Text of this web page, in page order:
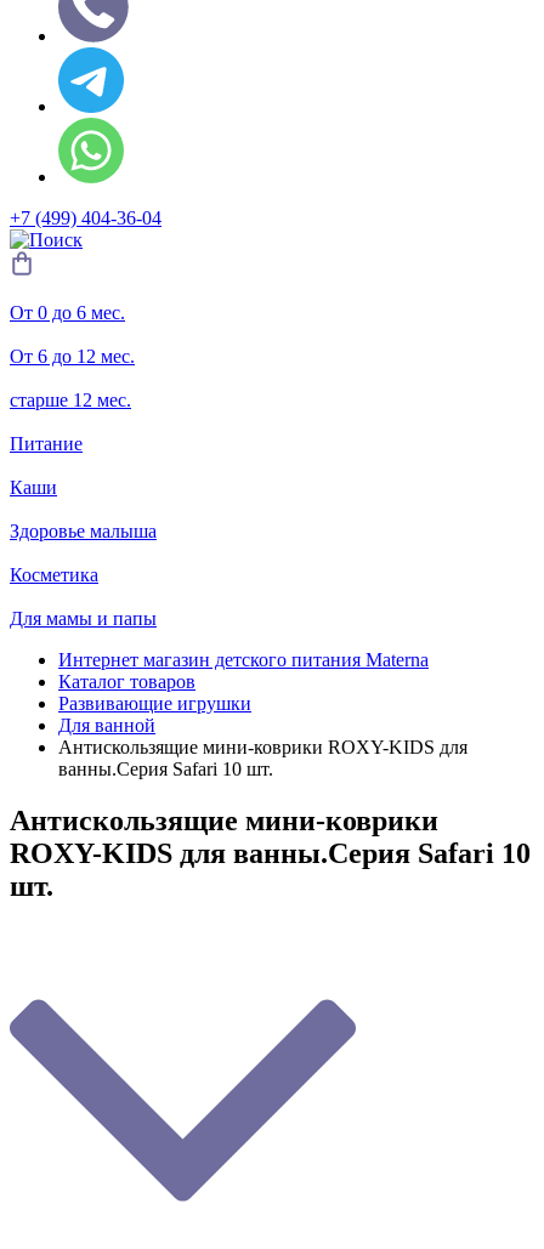
+7 (499) 404-36-04
От 0 до 6 мес.
От 6 до 12 мес.
старше 12 мес.
Питание
Каши
Здоровье малыша
Косметика
Для мамы и папы
Интернет магазин детского питания Materna
Каталог товаров
Развивающие игрушки
Для ванной
Антискользящие мини-коврики ROXY-KIDS для
ванны.Серия Safari 10 шт.
Антискользящие мини-коврики
ROXY-KIDS для ванны.Серия Safari 10
шт.